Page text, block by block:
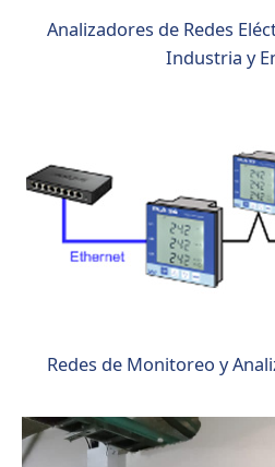
Analizadores de Redes
Industria y
Redes de Monitoreo y